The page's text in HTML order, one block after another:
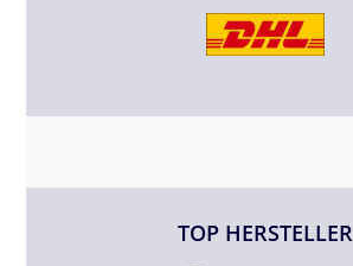
TOP HERSTELLER